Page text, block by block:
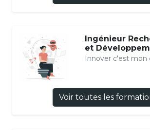
Ingénieur
et
Innover c'est mon
Voir toutes les